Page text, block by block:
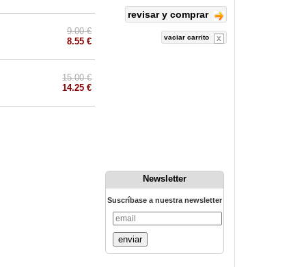
9.00 €
8.55 €
15.00 €
14.25 €
revisar y comprar
vaciar carrito
Newsletter
Suscríbase a nuestra newsletter
enviar